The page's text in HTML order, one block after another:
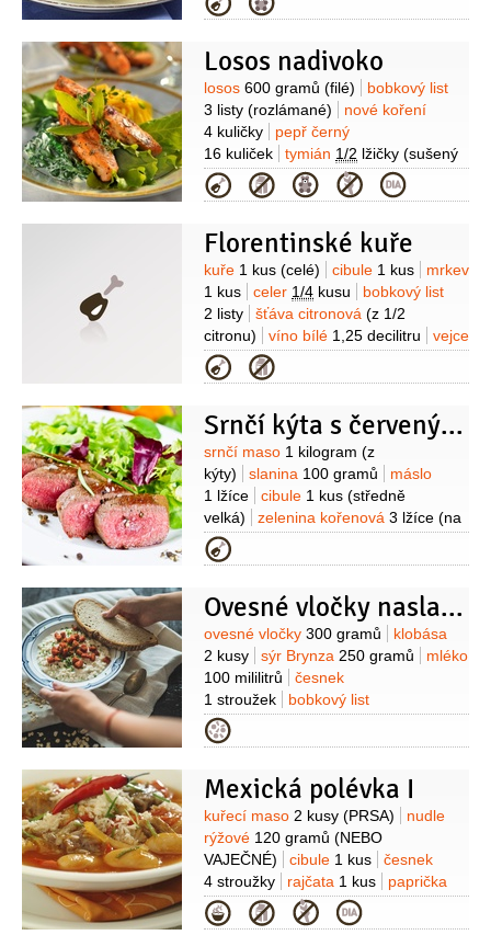
2 kusy
celer1/2kusu (menší)
Losos nadivoko
Suroviny
losos 600 gramů (filé)
bobkový list
3 listy (rozlámané)
nové koření
4 kuličky
pepř černý
16 kuliček
tymián 1/2 lžičky (sušený
nebo přiměřeně čerstvého)
sůl
olivový4 lžíce citron1/2kusu
Kategorie
Florentinské kuře
Suroviny
kuře 1 kus (celé) cibule 1 kus
mrkev
1 kus
celer 1/4 kusu
bobkový list
2 listy
šťáva citronová (z 1/2
citronu)
víno bílé 1,25 decilitru
vejce
1 kus
mouka pšeničná hladká
2 lžíce
Kategorie
Srnčí kýta s červeným vínem
Suroviny
srnčí maso 1 kilogram (z
kýty)
slanina 100 gramů
máslo
1 lžíce
cibule 1 kus (středně
velká)
zelenina kořenová 3 lžíce (na
plátky)
3 (zrnka) bobkový list1 kus
tymián
Kategorie
Ovesné vločky naslano
Suroviny
ovesné vločky 300 gramů
klobása
2 kusy
sýr Brynza 250 gramů
mléko
100 mililitrů
česnek
1 stroužek
bobkový list
1 kus
Kategorie
Mexická polévka I
Suroviny
kuřecí maso 2 kusy (PRSA)
nudle
rýžové 120 gramů (NEBO
VAJEČNÉ)
cibule 1 kus
česnek
4 stroužky
rajčata 1 kus
paprička
chilli červená1 kus
kmín římský
2 lžičky (drcený)
koření chilli
Kategorie